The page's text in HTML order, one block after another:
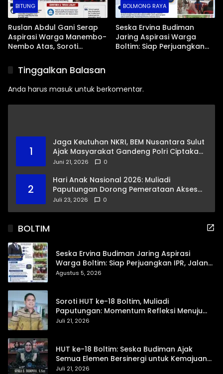
BITUNG
Ruslan Abdul Gani Serap
Aspirasi Warga Manembo-
Nembo Atas, Soroti
Usulan Pemekaran
Kelurahan
BOLMONG RAYA
Seska Ervina Budiman
Jaring Aspirasi Warga
Boltim: Siap Perjuangkan
Tinggalkan Balasan
Anda harus masuk untuk berkomentar.
1
Jaga Keutuhan NKRI, BEM Nusantara Sulut
Ajak Masyarakat Gandeng Polri Ciptakan
Kamtibmas Kondusif
Juni 21, 2026 0
2
Hari Anak Nasional 2026: Muliadi
Paputungan Dorong Pemerataan Akses
Pendidikan dan Proteksi Digital Anak Sulut
Juli 23, 2026 0
BOLTIM
Seska Ervina Budiman Jaring Aspirasi
Warga Boltim: Siap Perjuangkan IPR, Jalan
Trans, hingga Pemasaran UMKM
Agustus 5, 2026
Soroti HUT ke-18 Boltim, Muliadi
Paputungan: Momentum Refleksi Menuju
Daerah Mandiri dan Berdaya Saing
Juli 21, 2026
HUT ke-18 Boltim: Seska Budiman Ajak
Semua Elemen Bersinergi untuk Kemajuan
Daerah
Juli 21, 2026